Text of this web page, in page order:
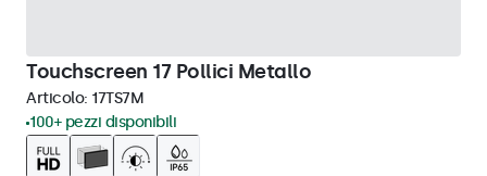
Touchscreen 17 Pollici Metallo
Articolo: 17TS7M
100+ pezzi disponibili